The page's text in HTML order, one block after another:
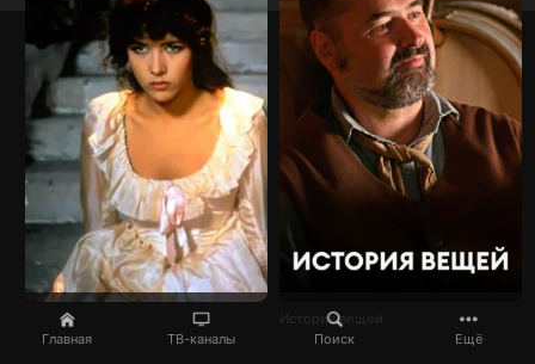
Главная ТВ-каналы Поиск Ещё
История вещей